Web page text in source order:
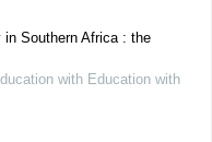
Southern Africa : the
with Education with